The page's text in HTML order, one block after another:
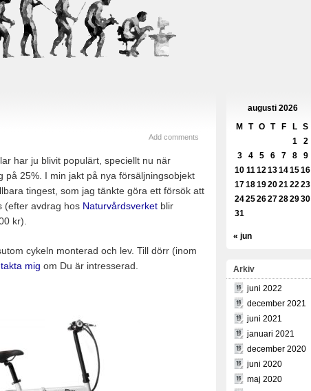
Add comments
har ju blivit populärt, speciellt nu när
på 25%. I min jakt på nya försäljningsobjekt
tingest, som jag tänkte göra ett försök att
(efter avdrag hos Naturvårdsverket blir
kr).
cykeln monterad och lev. Till dörr (inom
mig om Du är intresserad.
augusti 2026
M
T O T F L
S
1
2
3
4 5 6 7 8
9
10 111213141516
17181920212223
24252627282930
31
« jun
Arkiv
juni 2022
december 2021
juni 2021
januari 2021
december 2020
juni 2020
maj 2020